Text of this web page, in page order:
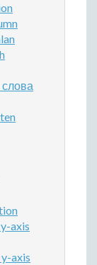
axis
axis